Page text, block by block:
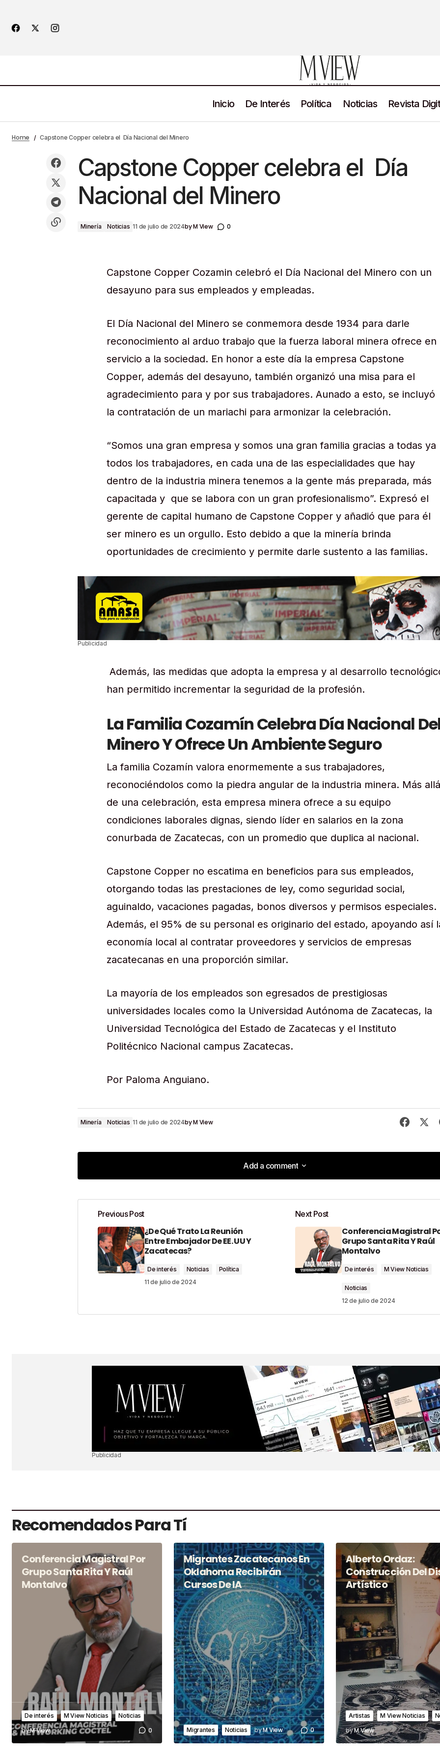
Inicio De Interés Política Noticias Revista
embajador de EE. UU y Zacatecas?
Home Capstone Copper celebra el Día Nacional del Minero
Capstone Copper celebra el Día
Nacional del Minero
Minería Noticias 11 de julio de 2024byM View 0
Capstone Copper Cozamin celebró el Día Nacional del Minero con un
desayuno para sus empleados y empleadas.
El Día Nacional del Minero se conmemora desde 1934 para darle
reconocimiento al arduo trabajo que la fuerza laboral minera ofrece en
servicio a la sociedad. En honor a este día la empresa Capstone
Copper, además del desayuno, también organizó una misa para el
agradecimiento para y por sus trabajadores. Aunado a esto, se incluyó
la contratación de un mariachi para armonizar la celebración.
“Somos una gran empresa y somos una gran familia gracias a todas ya
todos los trabajadores, en cada una de las especialidades que hay
dentro de la industria minera tenemos a la gente más preparada, más
capacitada y que se labora con un gran profesionalismo”. Expresó el
gerente de capital humano de Capstone Copper y añadió que para él
ser minero es un orgullo. Esto debido a que la minería brinda
oportunidades de crecimiento y permite darle sustento a las familias.
Publicidad
Además, las medidas que adopta la empresa y al desarrollo
han permitido incrementar la seguridad de la profesión.
La Familia Cozamín Celebra Día Nacional
Minero Y Ofrece Un Ambiente Seguro
La familia Cozamín valora enormemente a sus trabajadores,
reconociéndolos como la piedra angular de la industria minera. Más allá
de una celebración, esta empresa minera ofrece a su equipo
condiciones laborales dignas, siendo líder en salarios en la zona
conurbada de Zacatecas, con un promedio que duplica al nacional.
Capstone Copper no escatima en beneficios para sus empleados,
otorgando todas las prestaciones de ley, como seguridad social,
aguinaldo, vacaciones pagadas, bonos diversos y permisos especiales.
Además, el 95% de su personal es originario del estado, apoyando así
economía local al contratar proveedores y servicios de empresas
zacatecanas en una proporción similar.
La mayoría de los empleados son egresados de prestigiosas
universidades locales como la Universidad Autónoma de Zacatecas, la
Universidad Tecnológica del Estado de Zacatecas y el Instituto
Politécnico Nacional campus Zacatecas.
Por Paloma Anguiano.
Minería Noticias 11 de julio de 2024byM View
Add a comment
Add a comment
Tu dirección de correo electrónico no será publicada. Los campos obligatorios están marcados con
Comment*
Un Comentario.
SUBMIT COMMENT
Previous Post
¿De Qué Trato La Reunión
Entre Embajador De EE. UU Y
Zacatecas?
De interés Noticias
Política
11 de julio de 2024
Next Post
Conferencia Magistral
Grupo Santa Rita Y Raúl
Montalvo
De interés M View Noticias
Noticias
12 de julio de 2024
Publicidad
Recomendados Para Tí
Conferencia Magistral Por
Grupo Santa Rita Y Raúl
Montalvo
De interés M View Noticias Noticias
byM View 0
Migrantes Zacatecanos En
Oklahoma Recibirán
Cursos De IA
Migrantes Noticias byM View 0
Alberto Ordaz:
Construcción Del
Artístico
Artistas M View Noticias
byM View